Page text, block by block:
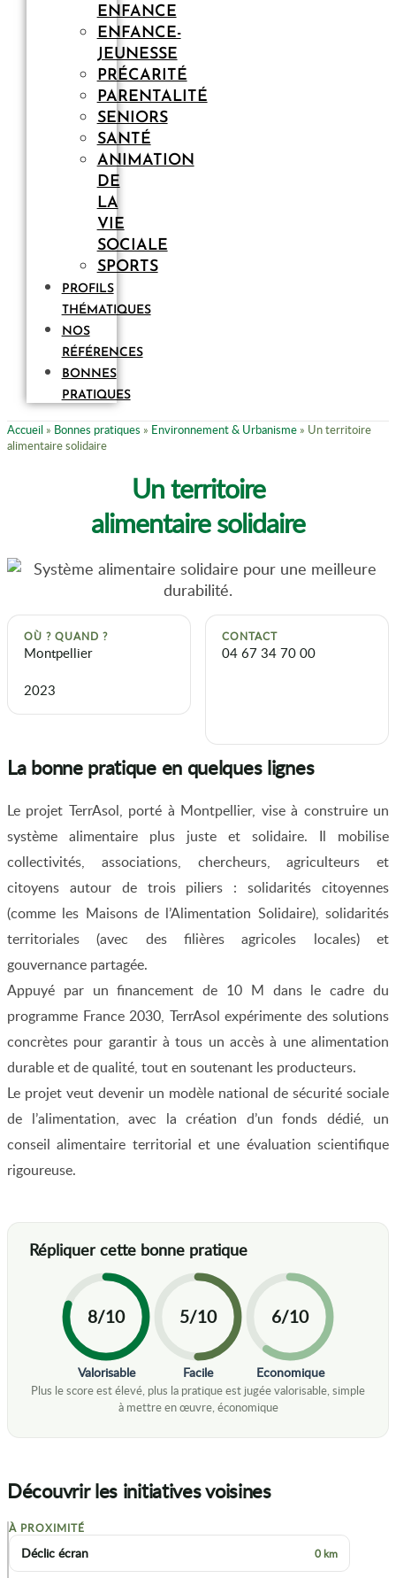
ENFANCE
ENFANCE-
JEUNESSE
PRÉCARITÉ
PARENTALITÉ
SENIORS
SANTÉ
ANIMATION
DE
LA
VIE
SOCIALE
SPORTS
PROFILS
THÉMATIQUES
NOS
RÉFÉRENCES
BONNES
PRATIQUES
Accueil » Bonnes pratiques » Environnement & Urbanisme » Un territoire
alimentaire solidaire
Un territoire
alimentaire solidaire
OÙ ? QUAND ?
Montpellier
2023
CONTACT
04 67 34 70 00
La bonne pratique en quelques lignes
Le projet TerrAsol, porté à Montpellier, vise à construire un
système alimentaire plus juste et solidaire. Il mobilise
collectivités, associations, chercheurs, agriculteurs et
citoyens autour de trois piliers : solidarités citoyennes
(comme les Maisons de l’Alimentation Solidaire), solidarités
territoriales (avec des filières agricoles locales) et
gouvernance partagée.
Appuyé par un financement de 10 M dans le cadre du
programme France 2030, TerrAsol expérimente des solutions
concrètes pour garantir à tous un accès à une alimentation
durable et de qualité, tout en soutenant les producteurs.
Le projet veut devenir un modèle national de sécurité sociale
de l’alimentation, avec la création d’un fonds dédié, un
conseil alimentaire territorial et une évaluation scientifique
rigoureuse.
8/10
Valorisable
5/10
Facile
6/10
Economique
Découvrir les initiatives voisines
+
−
À PROXIMITÉ
Déclic écran 0 km